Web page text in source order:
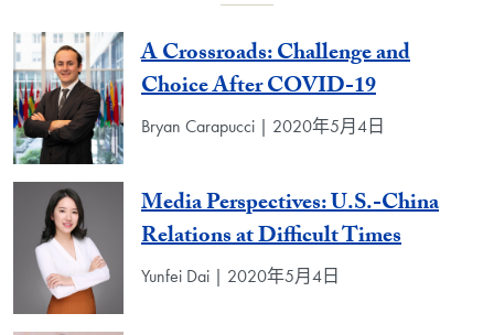
A Crossroads: Challenge and
Choice After COVID-19
Bryan Carapucci | 2020年5月4日
Media Perspectives: U.S.-China
Relations at Difficult Times
Yunfei Dai | 2020年5月4日